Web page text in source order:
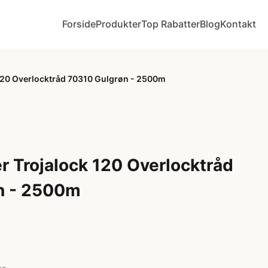
ForsideProdukterTop RabatterBlogKontakt
Overlocktråd 70310 Gulgrøn - 2500m
Trojalock 120 Overlocktråd
- 2500m